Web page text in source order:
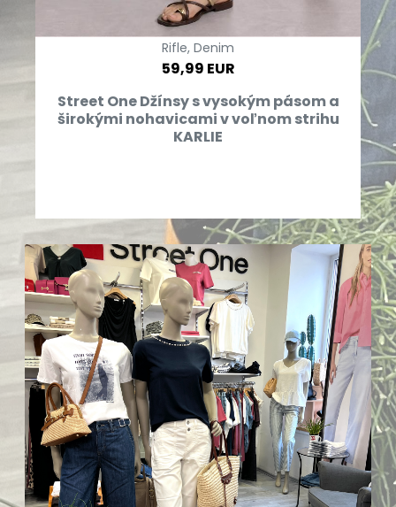
Rifle, Denim
59,99 EUR
Street One Džínsy s vysokým pásom a
širokými nohavicami v voľnom strihu
KARLIE